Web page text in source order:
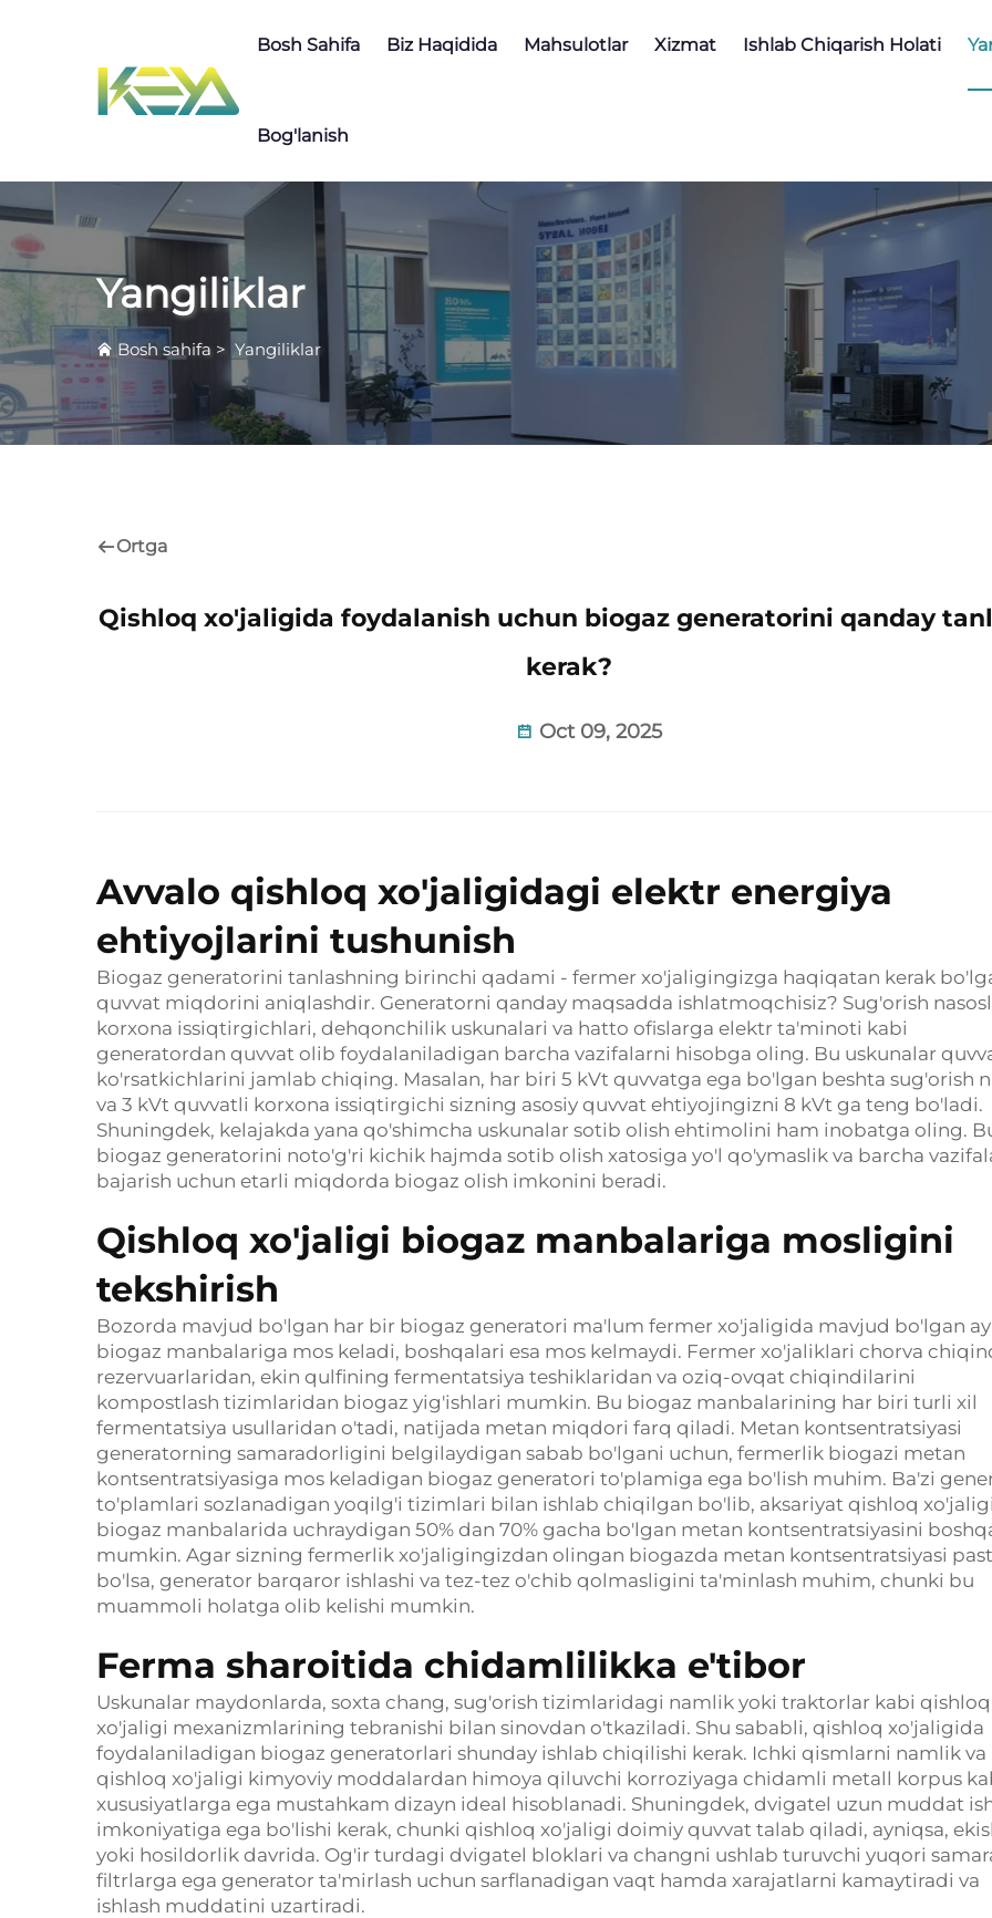
Bosh Sahifa Biz Haqidida Mahsulotlar Xizmat Ishlab Chiqarish Holati
Bog'lanish
Yangiliklar
Bosh sahifa > Yangiliklar
Ortga
Qishloq xo'jaligida foydalanish uchun biogaz generatorini qanday
kerak?
Oct 09, 2025
Avvalo qishloq xo'jaligidagi elektr energiya
ehtiyojlarini tushunish
Biogaz generatorini tanlashning birinchi qadami - fermer xo'jaligingizga haqiqatan kerak
quvvat miqdorini aniqlashdir. Generatorni qanday maqsadda ishlatmoqchisiz? Sug'orish
korxona issiqtirgichlari, dehqonchilik uskunalari va hatto ofislarga elektr ta'minoti kabi
generatordan quvvat olib foydalaniladigan barcha vazifalarni hisobga oling. Bu uskunalar
ko'rsatkichlarini jamlab chiqing. Masalan, har biri 5 kVt quvvatga ega bo'lgan beshta sug'orish
va 3 kVt quvvatli korxona issiqtirgichi sizning asosiy quvvat ehtiyojingizni 8 kVt ga teng bo'ladi.
Shuningdek, kelajakda yana qo'shimcha uskunalar sotib olish ehtimolini ham inobatga oling.
biogaz generatorini noto'g'ri kichik hajmda sotib olish xatosiga yo'l qo'ymaslik va barcha
bajarish uchun etarli miqdorda biogaz olish imkonini beradi.
Qishloq xo'jaligi biogaz manbalariga mosligini
tekshirish
Bozorda mavjud bo'lgan har bir biogaz generatori ma'lum fermer xo'jaligida mavjud bo'lgan
biogaz manbalariga mos keladi, boshqalari esa mos kelmaydi. Fermer xo'jaliklari chorva
rezervuarlaridan, ekin qulfining fermentatsiya teshiklaridan va oziq-ovqat chiqindilarini
kompostlash tizimlaridan biogaz yig'ishlari mumkin. Bu biogaz manbalarining har biri turli xil
fermentatsiya usullaridan o'tadi, natijada metan miqdori farq qiladi. Metan kontsentratsiyasi
generatorning samaradorligini belgilaydigan sabab bo'lgani uchun, fermerlik biogazi metan
kontsentratsiyasiga mos keladigan biogaz generatori to'plamiga ega bo'lish muhim. Ba'zi
to'plamlari sozlanadigan yoqilg'i tizimlari bilan ishlab chiqilgan bo'lib, aksariyat qishloq xo'jaligi
biogaz manbalarida uchraydigan 50% dan 70% gacha bo'lgan metan kontsentratsiyasini
mumkin. Agar sizning fermerlik xo'jaligingizdan olingan biogazda metan kontsentratsiyasi past
bo'lsa, generator barqaror ishlashi va tez-tez o'chib qolmasligini ta'minlash muhim, chunki bu
muammoli holatga olib kelishi mumkin.
Ferma sharoitida chidamlilikka e'tibor
Uskunalar maydonlarda, soxta chang, sug'orish tizimlaridagi namlik yoki traktorlar kabi qishloq
xo'jaligi mexanizmlarining tebranishi bilan sinovdan o'tkaziladi. Shu sababli, qishloq xo'jaligida
foydalaniladigan biogaz generatorlari shunday ishlab chiqilishi kerak. Ichki qismlarni namlik va
qishloq xo'jaligi kimyoviy moddalardan himoya qiluvchi korroziyaga chidamli metall korpus
xususiyatlarga ega mustahkam dizayn ideal hisoblanadi. Shuningdek, dvigatel uzun muddat
imkoniyatiga ega bo'lishi kerak, chunki qishloq xo'jaligi doimiy quvvat talab qiladi, ayniqsa,
yoki hosildorlik davrida. Og'ir turdagi dvigatel bloklari va changni ushlab turuvchi yuqori
filtrlarga ega generator ta'mirlash uchun sarflanadigan vaqt hamda xarajatlarni kamaytiradi va
ishlash muddatini uzartiradi.